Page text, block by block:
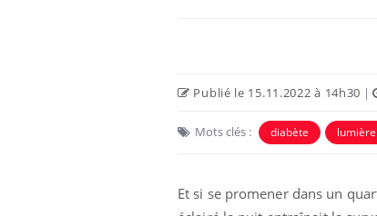
Publié le 15.11.2022 à 14h30 |
Mots clés : diabète
Et si se promener dans un